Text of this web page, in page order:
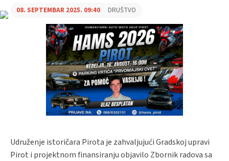
08. SEPTEMBAR 2025. 09:40 DRUŠTVO
Udruženje istoričara Pirota je zahvaljujući Gradskoj upravi
Pirot i projektnom finansiranju objavilo Zbornik radova sa